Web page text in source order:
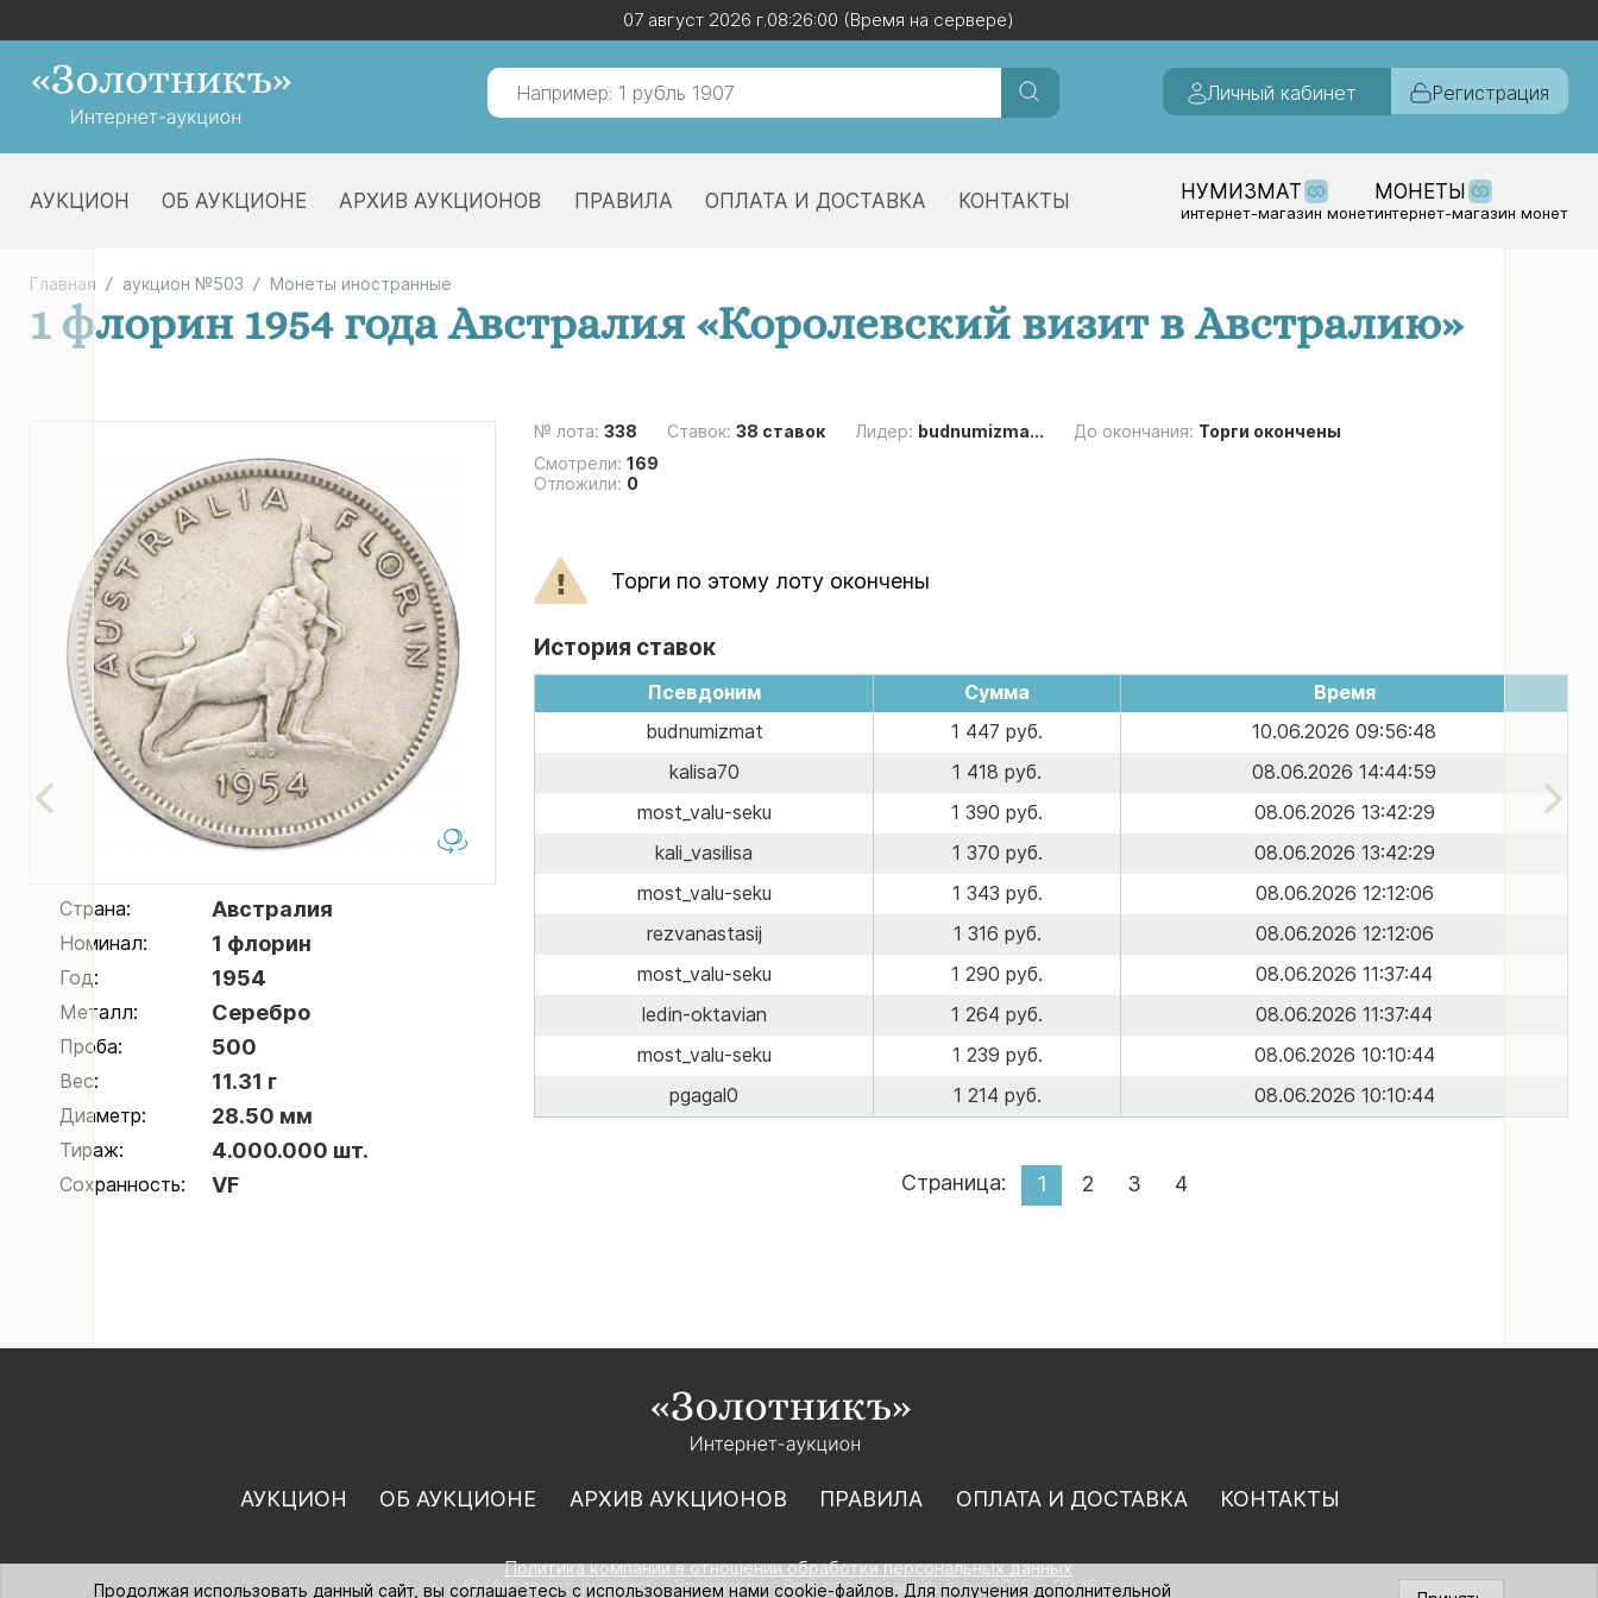
07 август 2026 г.08:26:00 (Время на сервере)
Личный кабинет Регистрация
АУКЦИОН ОБ АУКЦИОНЕ АРХИВ АУКЦИОНОВ ПРАВИЛА ОПЛАТА И ДОСТАВКА КОНТАКТЫ НУМИЗМАТ
интернет-магазин монет
МОНЕТЫ
интернет-магазин монет
07 август 2026 г.08:26:00 (Время на сервере)
Главная аукцион №503 Монеты иностранные
1 флорин 1954 года Австралия «Королевский визит в Австралию»
Страна: Австралия
Номинал: 1 флорин
Год: 1954
Металл: Серебро
Проба: 500
Вес: 11.31 г
Диаметр: 28.50 мм
Тираж: 4.000.000 шт.
Сохранность: VF
№ лота: 338 Ставок: 38 ставок Лидер: budnumizma... До окончания: Торги окончены
Смотрели: 169
Отложили: 0
Торги по этому лоту окончены
История ставок
Псевдоним Сумма
Время
budnumizmat
1 447 руб.
10.06.2026 09:56:48
kalisa70
1 418 руб.
08.06.2026 14:44:59
most_valu-seku
1 390 руб.
08.06.2026 13:42:29
kali_vasilisa
1 370 руб.
08.06.2026 13:42:29
most_valu-seku
1 343 руб.
08.06.2026 12:12:06
rezvanastasij
1 316 руб.
08.06.2026 12:12:06
most_valu-seku
1 290 руб.
08.06.2026 11:37:44
ledin-oktavian
1 264 руб.
08.06.2026 11:37:44
most_valu-seku
1 239 руб.
08.06.2026 10:10:44
pgagal0
1 214 руб. 08.06.2026 10:10:44
Страница: 1 2 3 4
АУКЦИОН ОБ АУКЦИОНЕ АРХИВ АУКЦИОНОВ ПРАВИЛА ОПЛАТА И ДОСТАВКА КОНТАКТЫ
Политика компании в отношении обработки персональных данных
© Интернет-аукцион «Золотник». Все права защищены. 2016 – 2026 г.
Продолжая использовать данный сайт, вы соглашаетесь с использованием нами cookie-файлов. Для получения дополнительной